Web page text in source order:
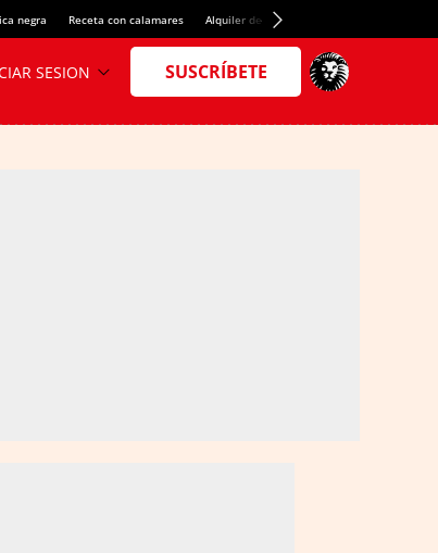
negra Receta con calamares Alquiler de habitaciones en España